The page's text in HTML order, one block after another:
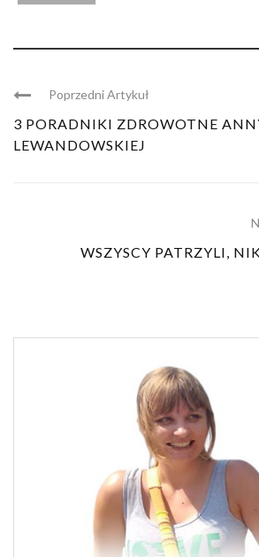
Poprzedni Artykuł
3 PORADNIKI ZDROWOTNE
LEWANDOWSKIEJ
WSZYSCY PATRZYLI,